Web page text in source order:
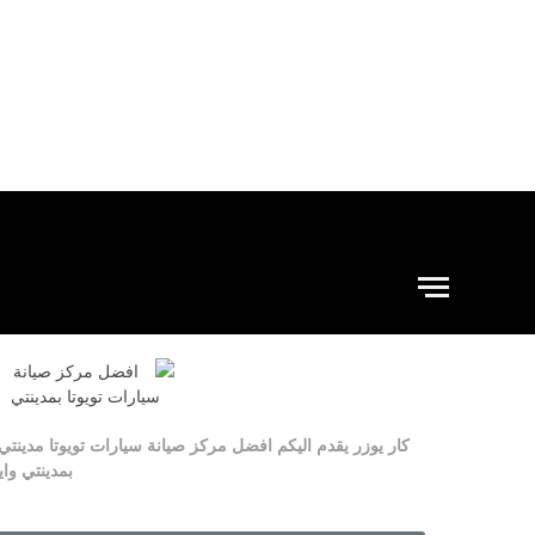
كار يوزر يقدم اليكم افضل مركز صيانة سيارات تويوتا مدينتي
بمدينتي